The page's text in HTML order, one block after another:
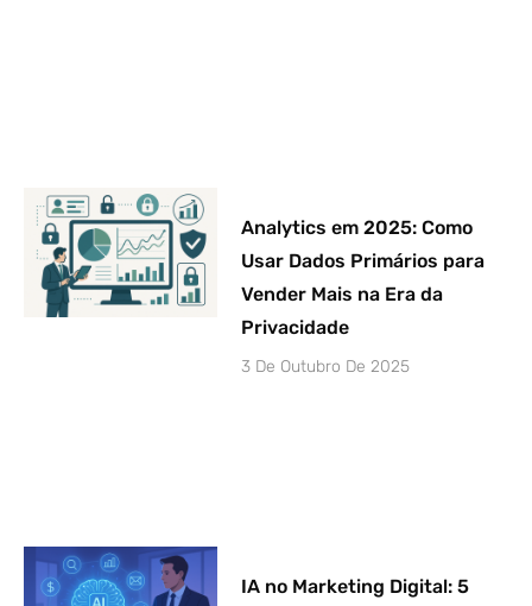
Analytics em 2025: Como
Usar Dados Primários para
Vender Mais na Era da
Privacidade
3 De Outubro De 2025
IA no Marketing Digital: 5